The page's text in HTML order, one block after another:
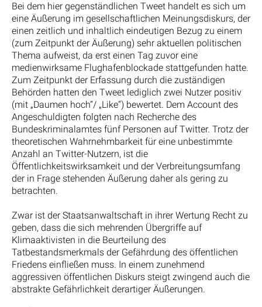
Bei dem hier gegenständlichen Tweet handelt es sich um
eine Äußerung im gesellschaftlichen Meinungsdiskurs, der
einen zeitlich und inhaltlich eindeutigen Bezug zu einem
(zum Zeitpunkt der Äußerung) sehr aktuellen politischen
Thema aufweist, da erst einen Tag zuvor eine
medienwirksame Flughafenblockade stattgefunden hatte.
Zum Zeitpunkt der Erfassung durch die zuständigen
Behörden hatten den Tweet lediglich zwei Nutzer positiv
(mit „Daumen hoch“/ „Like“) bewertet. Dem Account des
Angeschuldigten folgten nach Recherche des
Bundeskriminalamtes fünf Personen auf Twitter. Trotz der
theoretischen Wahrnehmbarkeit für eine unbestimmte
Anzahl an Twitter-Nutzern, ist die
Öffentlichkeitswirksamkeit und der Verbreitungsumfang
der in Frage stehenden Äußerung daher als gering zu
betrachten.
Zwar ist der Staatsanwaltschaft in ihrer Wertung Recht zu
geben, dass die sich mehrenden Übergriffe auf
Klimaaktivisten in die Beurteilung des
Tatbestandsmerkmals der Gefährdung des öffentlichen
Friedens einfließen muss. In einem zunehmend
aggressiven öffentlichen Diskurs steigt zwingend auch die
abstrakte Gefährlichkeit derartiger Äußerungen.